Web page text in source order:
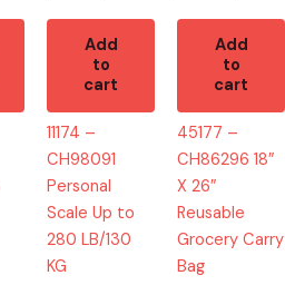
quantity
Add
to
cart
11174 –
CH98091
Personal
Scale Up to
280 LB/130
KG
quantity
Add
to
cart
45177 –
CH86296 18″
X 26″
Reusable
Grocery Carry
Bag